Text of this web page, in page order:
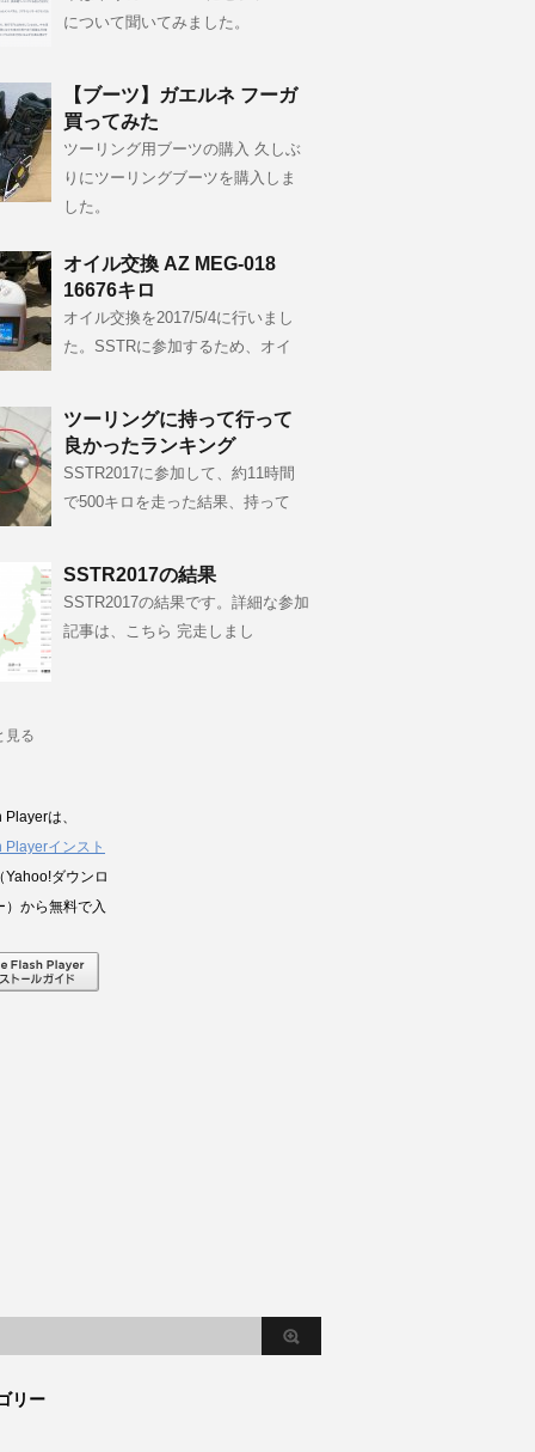
について聞いてみました。
【ブーツ】ガエルネ フーガ
買ってみた
ツーリング用ブーツの購入 久しぶ
りにツーリングブーツを購入しま
した。
オイル交換 AZ MEG-018
16676キロ
オイル交換を2017/5/4に行いまし
た。SSTRに参加するため、オイ
ツーリングに持って行って
良かったランキング
SSTR2017に参加して、約11時間
で500キロを走った結果、持って
SSTR2017の結果
SSTR2017の結果です。詳細な参加
記事は、こちら 完走しまし
見る
は、
インスト
（Yahoo!ダウンロ
）から無料で入
リー